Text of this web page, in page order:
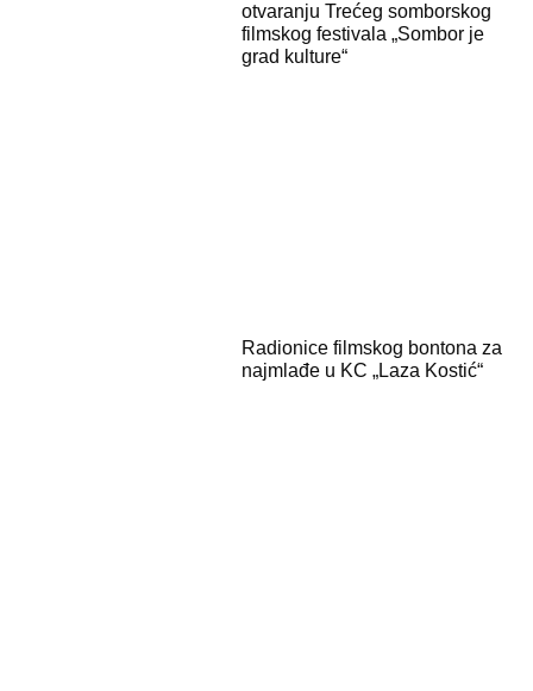
otvaranju Trećeg somborskog
filmskog festivala „Sombor je
grad kulture“
Radionice filmskog bontona za
najmlađe u KC „Laza Kostić“